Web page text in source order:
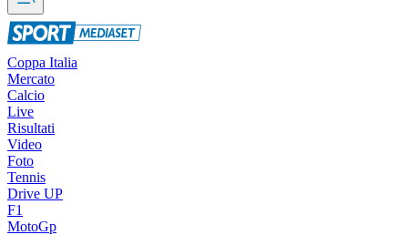
Coppa Italia
Mercato
Calcio
Live
Risultati
Video
Foto
Tennis
Drive UP
F1
MotoGp